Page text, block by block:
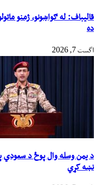
قالیباف: له ګواښونو، ژمنو
ده
اگست 7, 2026
د یمن وسله وال پوځ د
نښه کړي